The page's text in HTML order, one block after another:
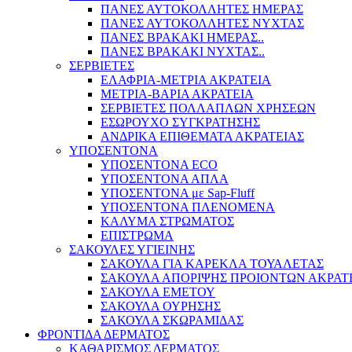
ΠΑΝΕΣ ΑΥΤΟΚΟΛΛΗΤΕΣ ΗΜΕΡΑΣ
ΠΑΝΕΣ ΑΥΤΟΚΟΛΛΗΤΕΣ ΝΥΧΤΑΣ
ΠΑΝΕΣ ΒΡΑΚΑΚΙ ΗΜΕΡΑΣ..
ΠΑΝΕΣ ΒΡΑΚΑΚΙ ΝΥΧΤΑΣ..
ΣΕΡΒΙΕΤΕΣ
ΕΛΑΦΡΙΑ-ΜΕΤΡΙΑ ΑΚΡΑΤΕΙΑ
ΜΕΤΡΙΑ-ΒΑΡΙΑ ΑΚΡΑΤΕΙΑ
ΣΕΡΒΙΕΤΕΣ ΠΟΛΛΑΠΛΩΝ ΧΡΗΣΕΩΝ
ΕΣΩΡΟΥΧΟ ΣΥΓΚΡΑΤΗΣΗΣ
ΑΝΔΡΙΚΑ ΕΠΙΘΕΜΑΤΑ ΑΚΡΑΤΕΙΑΣ
ΥΠΟΣΕΝΤΟΝΑ
ΥΠΟΣΕΝΤΟΝΑ ECO
ΥΠΟΣΕΝΤΟΝΑ ΑΠΛΑ
ΥΠΟΣΕΝΤΟΝΑ με Sap-Fluff
ΥΠΟΣΕΝΤΟΝΑ ΠΛΕΝΟΜΕΝΑ
ΚΑΛΥΜΑ ΣΤΡΩΜΑΤΟΣ
ΕΠΙΣΤΡΩΜΑ
ΣΑΚΟΥΛΕΣ ΥΓΙΕΙΝΗΣ
ΣΑΚΟΥΛΑ ΓΙΑ ΚΑΡΕΚΛΑ ΤΟΥΑΛΕΤΑΣ
ΣΑΚΟΥΛΑ ΑΠΟΡΙΨΗΣ ΠΡΟΙΟΝΤΩΝ
ΣΑΚΟΥΛΑ ΕΜΕΤΟΥ
ΣΑΚΟΥΛΑ ΟΥΡΗΣΗΣ
ΣΑΚΟΥΛΑ ΣΚΩΡΑΜΙΔΑΣ
ΦΡΟΝΤΙΔΑ ΔΕΡΜΑΤΟΣ
ΚΑΘΑΡΙΣΜΟΣ ΔΕΡΜΑΤΟΣ